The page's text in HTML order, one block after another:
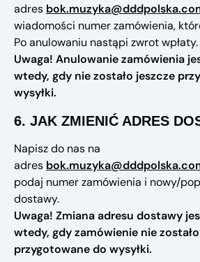
adres
wiadomości numer zamówienia,
Po anulowaniu nastąpi zwrot wpłaty.
Uwaga! Anulowanie zamówienia
wtedy, gdy nie zostało jeszcze
wysyłki.
6. JAK ZMIENIĆ ADRES
Napisz do nas na
adres
podaj numer zamówienia i nowy/
dostawy.
Uwaga! Zmiana adresu dostawy
wtedy, gdy zamówienie nie
przygotowane do wysyłki.